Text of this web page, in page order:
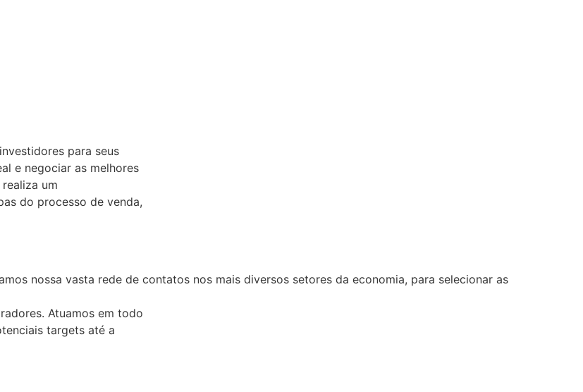
para seus
e negociar as melhores
um
do processo de venda,
nossa vasta rede de contatos nos mais diversos setores da economia, para selecionar as
Atuamos em todo
targets até a